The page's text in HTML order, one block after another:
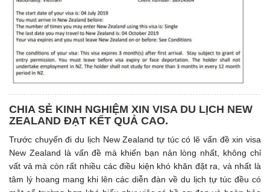
CHIA SẺ KINH NGHIỆM XIN VISA DU LỊCH NEW
ZEALAND ĐẠT KẾT QUẢ CAO.
Trước chuyến đi du lịch New Zealand tự túc có lẽ vấn đề xin visa
New Zealand là vấn đề mà khiến bạn nản lòng nhất, không chỉ
vất vả mà còn rất nhiều các điều kiện khó khăn đặt ra, và nhất là
tâm lý hoang mang khi lên các diễn đàn về du lịch tự túc đều có